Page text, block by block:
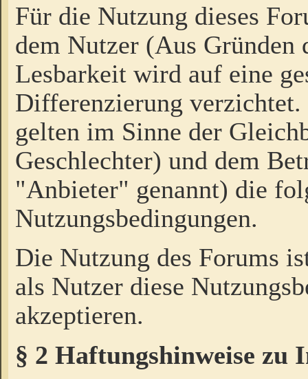
Für die Nutzung dieses
dem Nutzer (Aus Gründen
Lesbarkeit wird auf eine
Differenzierung
gelten im Sinne der
Geschlechter) und dem
"Anbieter" genannt) die
Nutzungsbedingungen.
Die Nutzung des Forums
als Nutzer diese
akzeptieren.
§ 2 Haftungshinweise zu